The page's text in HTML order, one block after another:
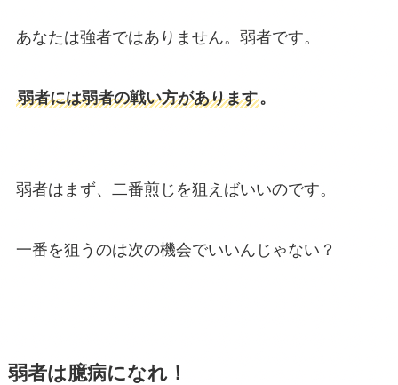
あなたは強者ではありません。弱者です。
弱者には弱者の戦い方があります。
弱者はまず、二番煎じを狙えばいいのです。
一番を狙うのは次の機会でいいんじゃない？
弱者は臆病になれ！